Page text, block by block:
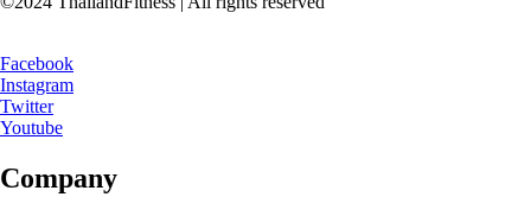
Facebook
Instagram
Twitter
Youtube
Company